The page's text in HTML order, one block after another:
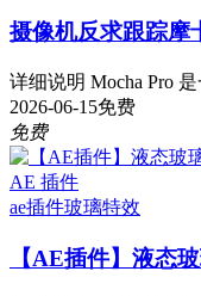
摄像机反求跟踪摩
详细说明 Mocha Pro
2026-06-15免费
免费
AE 插件
ae插件玻璃特效
【AE插件】液态